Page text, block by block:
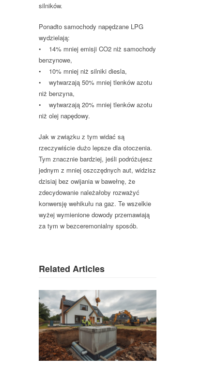
silników.
Ponadto samochody napędzane LPG
wydzielają:
• 14% mniej emisji CO2 niż samochody
benzynowe,
• 10% mniej niż silniki diesla,
• wytwarzają 50% mniej tlenków azotu
niż benzyna,
• wytwarzają 20% mniej tlenków azotu
niż olej napędowy.
Jak w związku z tym widać są
rzeczywiście dużo lepsze dla otoczenia.
Tym znacznie bardziej, jeśli podróżujesz
jednym z mniej oszczędnych aut, widzisz
dzisiaj bez owijania w bawełnę, że
zdecydowanie należałoby rozważyć
konwersję wehikułu na gaz. Te wszelkie
wyżej wymienione dowody przemawiają
za tym w bezceremonialny sposób.
Related Articles